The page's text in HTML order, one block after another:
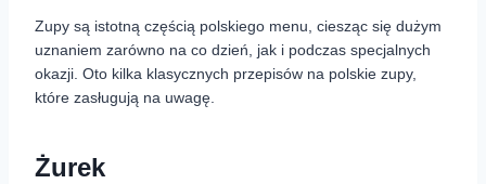
Zupy są istotną częścią polskiego menu, ciesząc się dużym
uznaniem zarówno na co dzień, jak i podczas specjalnych
okazji. Oto kilka klasycznych przepisów na polskie zupy,
które zasługują na uwagę.
Żurek